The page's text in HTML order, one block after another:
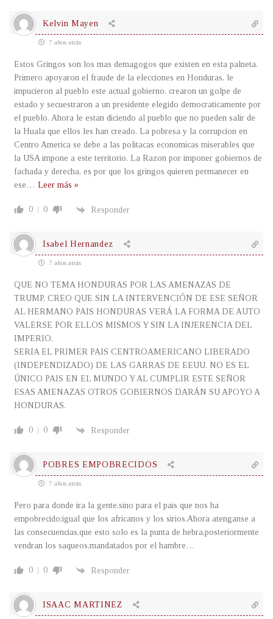
Kelvin Mayen
7 años atrás
Estos Gringos son los mas demagogos que existen en esta palneta.
Primero apoyaron el fraude de la elecciones en Honduras, le
impucieron al pueblo este actual gobierno. crearon un golpe de
estado y secuestraron a un presidente elegido democraticamente por
el pueblo. Ahora le estan diciendo al pueblo que no pueden salir de
la Huala que ellos les han creado. La pobresa y la corrupcion en
Centro America se debe a las politacas economicas miserables que
la USA impone a este territorio. La Razon por imponer gobiernos de
fachada y derecha, es por que los gringos quieren permanecer en
ese … Leer más »
0 0 Responder
Isabel Hernandez
7 años atrás
QUE NO TEMA HONDURAS POR LAS AMENAZAS DE
TRUMP, CREO QUE SIN LA INTERVENCIÓN DE ESE SEÑOR
AL HERMANO PAIS HONDURAS VERÁ LA FORMA DE AUTO
VALERSE POR ELLOS MISMOS Y SIN LA INJERENCIA DEL
IMPERIO.
SERIA EL PRIMER PAIS CENTROAMERICANO LIBERADO
(INDEPENDIZADO) DE LAS GARRAS DE EEUU. NO ES EL
ÚNICO PAIS EN EL MUNDO Y AL CUMPLIR ESTE SEÑOR
ESAS AMENAZAS OTROS GOBIERNOS DARÁN SU APOYO A
HONDURAS.
0 0 Responder
POBRES EMPOBRECIDOS
7 años atrás
Pero para donde ira la gente,sino para el pais que nos ha
empobrecido;igual que los africanos y los sirios.Ahora atenganse a
las consecuencias,que esto solo es la punta de hebra,posteriormente
vendran los saqueos,mandatados por el hambre…
0 0 Responder
ISAAC MARTINEZ